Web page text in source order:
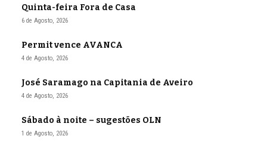
Quinta-feira Fora de Casa
6 de Agosto, 2026
Permit vence AVANCA
4 de Agosto, 2026
José Saramago na Capitania de Aveiro
4 de Agosto, 2026
Sábado à noite – sugestões OLN
1 de Agosto, 2026